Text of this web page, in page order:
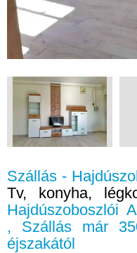
Szállás -
Tv, konyha,
Hajdúszoboszlói
, Szállás már
éjszakától